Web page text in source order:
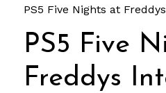
PS5 Five Nights at
PS5 Five
Freddys